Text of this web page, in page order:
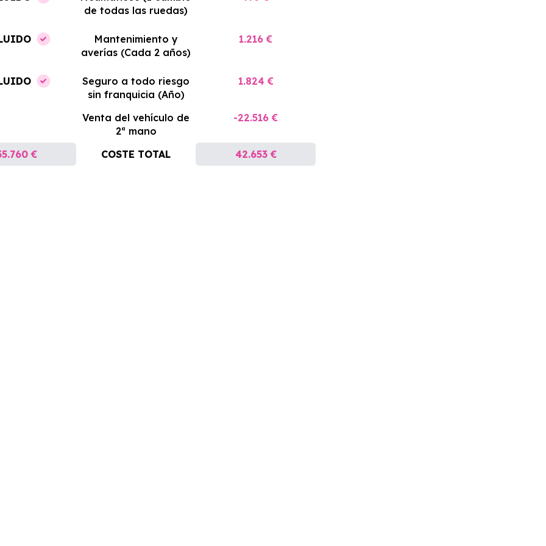
de todas las ruedas)
Mantenimiento y
averías (Cada 2 años)
1.216 €
Seguro a todo riesgo
sin franquicia (Año)
1.824 €
Venta del vehículo de
2ª mano
-22.516 €
€ COSTE TOTAL 42.653 €